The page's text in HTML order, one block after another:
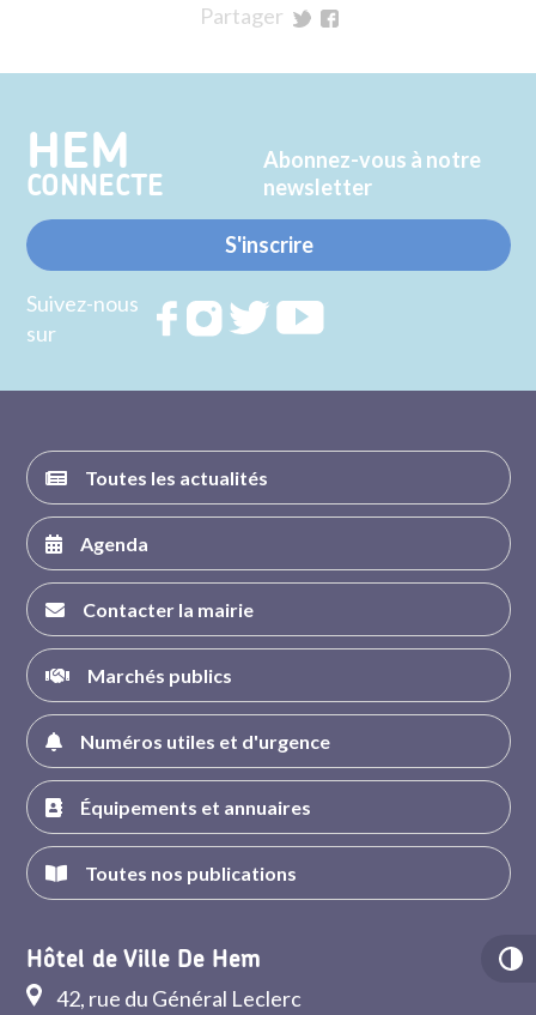
Partager
Twitter
Facebook
HEM
CONNECTE
Abonnez-vous à notre
newsletter
S'inscrire
Suivez-nous
sur
RejoignezRejoignezRejoignez
Toutes les actualités
Agenda
Contacter la mairie
Marchés publics
Numéros utiles et d'urgence
Équipements et annuaires
Toutes nos publications
Hôtel de Ville De Hem
42, rue du Général Leclerc